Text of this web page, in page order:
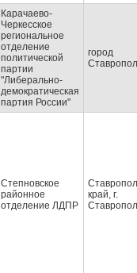
Карачаево-
Черкесское
региональное
отделение
политической
партии
"Либерально-
демократическая
партия России"
город
Степновское
районное
отделение ЛДПР
край, г.